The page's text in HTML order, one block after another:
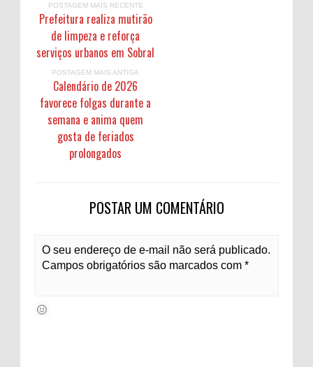
POSTAGEM MAIS RECENTE
Prefeitura realiza mutirão
de limpeza e reforça
serviços urbanos em Sobral
POSTAGEM MAIS ANTIGA
Calendário de 2026
favorece folgas durante a
semana e anima quem
gosta de feriados
prolongados
POSTAR UM COMENTÁRIO
O seu endereço de e-mail não será publicado.
Campos obrigatórios são marcados com *